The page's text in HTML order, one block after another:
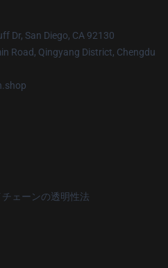
Dr, San Diego, CA 92130
Road, Qingyang District, Chengdu
ェーンの透明性法